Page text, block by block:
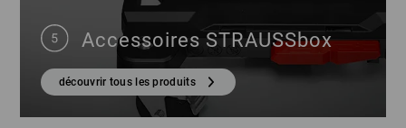
Accessoires STRAUSSbox
découvrir tous les produits